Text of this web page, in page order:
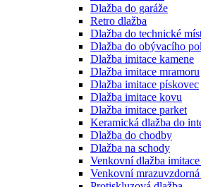
Dlažba do garáže
Retro dlažba
Dlažba do technické
Dlažba do obývacího
Dlažba imitace kamene
Dlažba imitace mramoru
Dlažba imitace pískovec
Dlažba imitace kovu
Dlažba imitace parket
Keramická dlažba do
Dlažba do chodby
Dlažba na schody
Venkovní dlažba imitace
Venkovní mrazuvzdorná